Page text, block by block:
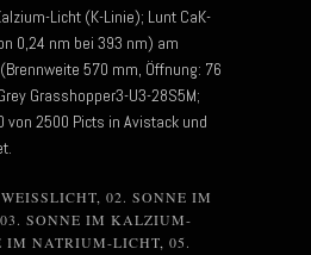
Licht (K-Linie); Lunt CaK-
0,24 nm bei 393 nm) am
570 mm, Öffnung: 76
Grasshopper3-U3-28S5M;
von 2500 Picts in Avistack und
02. SONNE IM
03. SONNE IM KALZIUM-
IM NATRIUM-LICHT 05.